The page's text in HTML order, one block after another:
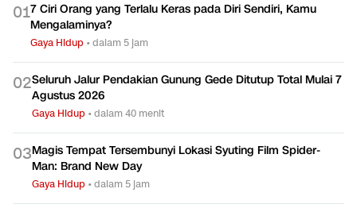
017 Ciri Orang yang Terlalu Keras pada Diri Sendiri, Kamu
Mengalaminya?
Gaya Hidup •dalam 5 jam
02Seluruh Jalur Pendakian Gunung Gede Ditutup Total Mulai 7
Agustus 2026
Gaya Hidup •dalam 40 menit
03Magis Tempat Tersembunyi Lokasi Syuting Film Spider-
Man: Brand New Day
Gaya Hidup •dalam 5 jam